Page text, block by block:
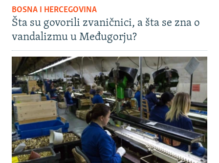
BOSNA I HERCEGOVINA
Šta su govorili zvaničnici, a šta se zna o
vandalizmu u Međugorju?